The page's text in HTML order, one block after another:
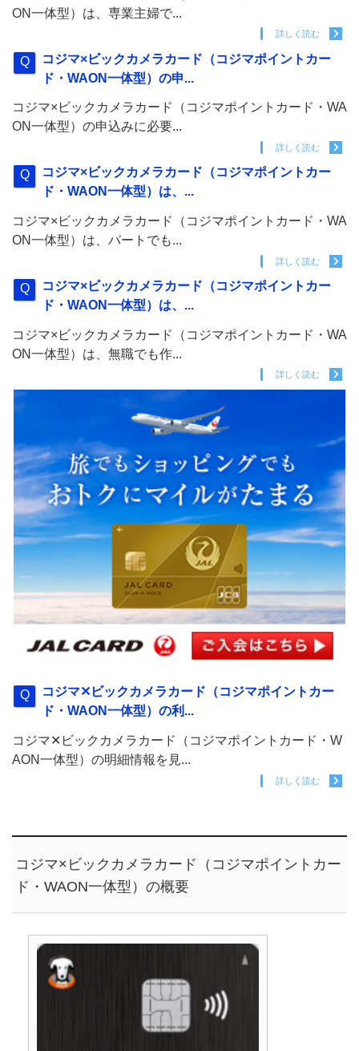
ON一体型）は、専業主婦で...
詳しく読む
コジマ×ビックカメラカード（コジマポイントカー
ド・WAON一体型）の申...
コジマ×ビックカメラカード（コジマポイントカード・WA
ON一体型）の申込みに必要...
詳しく読む
コジマ×ビックカメラカード（コジマポイントカー
ド・WAON一体型）は、...
コジマ×ビックカメラカード（コジマポイントカード・WA
ON一体型）は、パートでも...
詳しく読む
コジマ×ビックカメラカード（コジマポイントカー
ド・WAON一体型）は、...
コジマ×ビックカメラカード（コジマポイントカード・WA
ON一体型）は、無職でも作...
詳しく読む
コジマ✕ビックカメラカード（コジマポイントカー
ド・WAON一体型）の利...
コジマ✕ビックカメラカード（コジマポイントカード・W
AON一体型）の明細情報を見...
詳しく読む
コジマ×ビックカメラカード（コジマポイントカー
ド・WAON一体型）の概要